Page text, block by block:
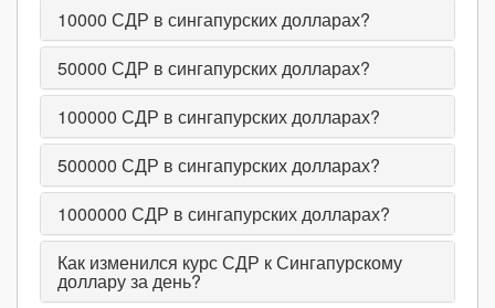
10000 СДР в сингапурских долларах?
50000 СДР в сингапурских долларах?
100000 СДР в сингапурских долларах?
500000 СДР в сингапурских долларах?
1000000 СДР в сингапурских долларах?
Как изменился курс СДР к Сингапурскому
доллару за день?